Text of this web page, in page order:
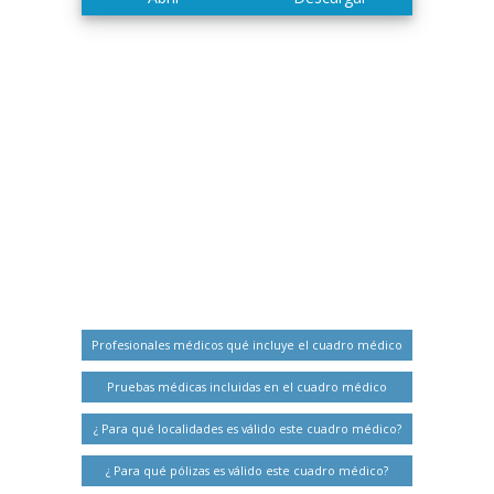
Profesionales médicos qué incluye el cuadro médico
Pruebas médicas incluidas en el cuadro médico
¿ Para qué localidades es válido este cuadro médico?
¿ Para qué pólizas es válido este cuadro médico?